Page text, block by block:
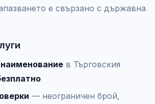
е свързано с държавна
в Търговския
— неограничен брой,